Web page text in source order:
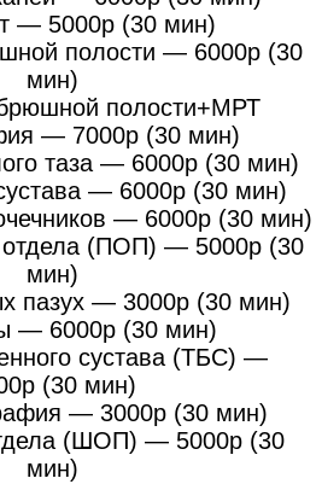
— 5000р (30 мин)
полости — 6000р (30
мин)
полости+МРТ
— 7000р (30 мин)
таза — 6000р (30 мин)
— 6000р (30 мин)
— 6000р (30 мин)
отдела (ПОП) — 5000р (30
мин)
пазух — 3000р (30 мин)
— 6000р (30 мин)
сустава (ТБС) —
(30 мин)
— 3000р (30 мин)
(ШОП) — 5000р (30
мин)